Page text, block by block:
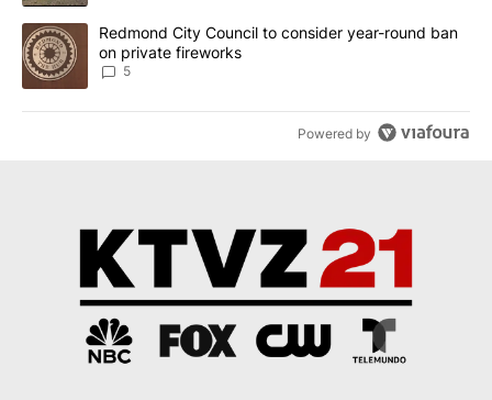
A trending article titled "Redmond City Council to consider
Redmond City Council to consider year-round ban
on private fireworks
5
Powered by